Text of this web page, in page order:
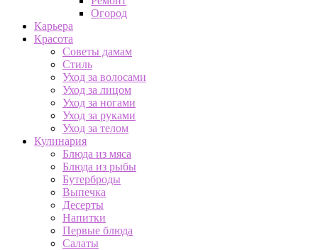
Огород
Карьера
Красота
Советы дамам
Стиль
Уход за волосами
Уход за лицом
Уход за ногами
Уход за руками
Уход за телом
Кулинария
Блюда из мяса
Блюда из рыбы
Бутерброды
Выпечка
Десерты
Напитки
Первые блюда
Салаты